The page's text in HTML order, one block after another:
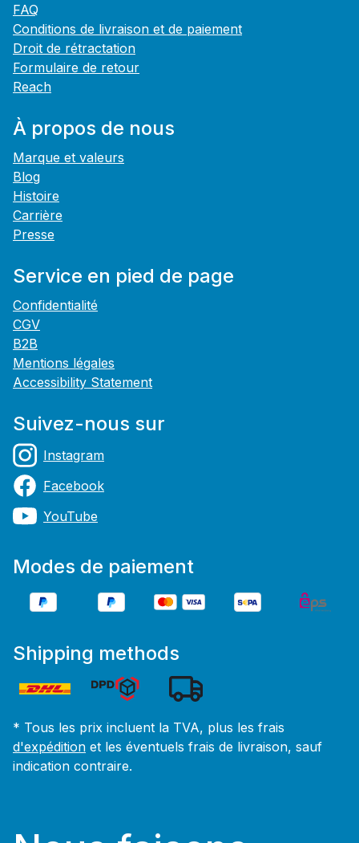
FAQ
Conditions de livraison et de paiement
Droit de rétractation
Formulaire de retour
Reach
À propos de nous
Marque et valeurs
Blog
Histoire
Carrière
Presse
Service en pied de page
Confidentialité
CGV
B2B
Mentions légales
Accessibility Statement
Suivez-nous sur
Instagram
Facebook
YouTube
Modes de paiement
Shipping methods
* Tous les prix incluent la TVA, plus les frais
d'expédition et les éventuels frais de livraison, sauf
indication contraire.